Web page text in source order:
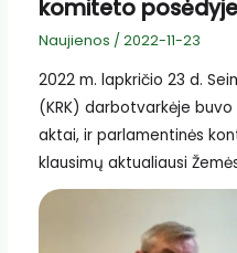
komiteto posėdyje
Naujienos / 2022-11-23
2022 m. lapkričio 23 d.
(KRK) darbotvarkėje
aktai, ir parlamentinės
klausimų aktualiausi